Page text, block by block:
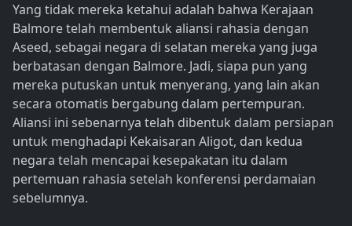
Yang tidak mereka ketahui adalah bahwa Kerajaan
Balmore telah membentuk aliansi rahasia dengan
Aseed, sebagai negara di selatan mereka yang juga
berbatasan dengan Balmore. Jadi, siapa pun yang
mereka putuskan untuk menyerang, yang lain akan
secara otomatis bergabung dalam pertempuran.
Aliansi ini sebenarnya telah dibentuk dalam persiapan
untuk menghadapi Kekaisaran Aligot, dan kedua
negara telah mencapai kesepakatan itu dalam
pertemuan rahasia setelah konferensi perdamaian
sebelumnya.